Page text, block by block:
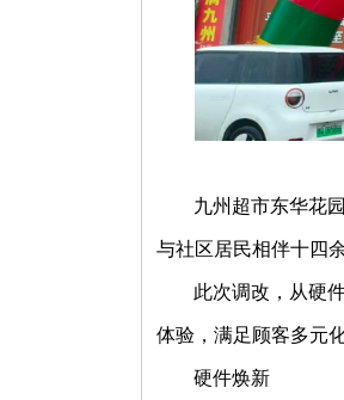
九州超市东华花
与社区居民相伴十四
此次调改，从硬
体验，满足顾客多元
硬件焕新